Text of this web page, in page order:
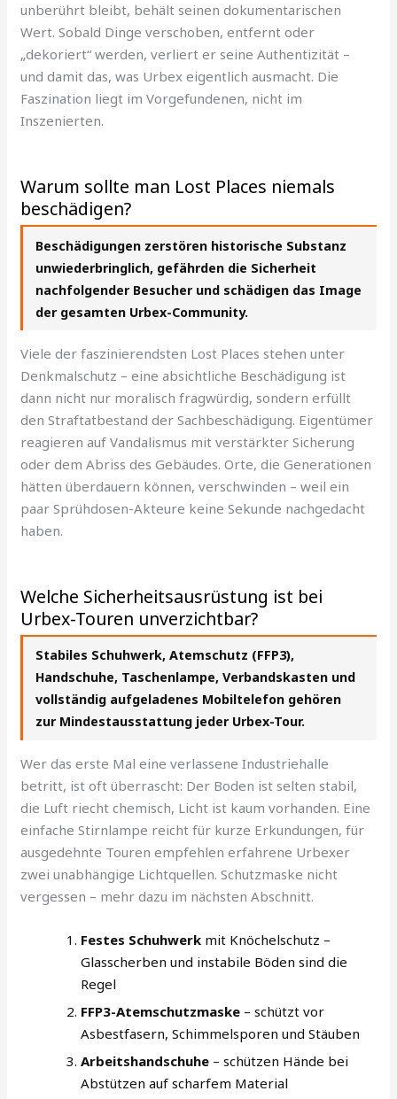
unberührt bleibt, behält seinen dokumentarischen
Wert. Sobald Dinge verschoben, entfernt oder
„dekoriert“ werden, verliert er seine Authentizität –
und damit das, was Urbex eigentlich ausmacht. Die
Faszination liegt im Vorgefundenen, nicht im
Inszenierten.
Warum sollte man Lost Places niemals
beschädigen?
Beschädigungen zerstören historische Substanz
unwiederbringlich, gefährden die Sicherheit
nachfolgender Besucher und schädigen das Image
der gesamten Urbex-Community.
Viele der faszinierendsten Lost Places stehen unter
Denkmalschutz – eine absichtliche Beschädigung ist
dann nicht nur moralisch fragwürdig, sondern erfüllt
den Straftatbestand der Sachbeschädigung. Eigentümer
reagieren auf Vandalismus mit verstärkter Sicherung
oder dem Abriss des Gebäudes. Orte, die Generationen
hätten überdauern können, verschwinden – weil ein
paar Sprühdosen-Akteure keine Sekunde nachgedacht
haben.
Welche Sicherheitsausrüstung ist bei
Urbex-Touren unverzichtbar?
Stabiles Schuhwerk, Atemschutz (FFP3),
Handschuhe, Taschenlampe, Verbandskasten und
vollständig aufgeladenes Mobiltelefon gehören
zur Mindestausstattung jeder Urbex-Tour.
Wer das erste Mal eine verlassene Industriehalle
betritt, ist oft überrascht: Der Boden ist selten stabil,
die Luft riecht chemisch, Licht ist kaum vorhanden. Eine
einfache Stirnlampe reicht für kurze Erkundungen, für
ausgedehnte Touren empfehlen erfahrene Urbexer
zwei unabhängige Lichtquellen. Schutzmaske nicht
vergessen – mehr dazu im nächsten Abschnitt.
Festes Schuhwerkmit Knöchelschutz –
Glasscherben und instabile Böden sind die
Regel
FFP3-Atemschutzmaske– schützt vor
Asbestfasern, Schimmelsporen und Stäuben
Arbeitshandschuhe– schützen Hände bei
Abstützen auf scharfem Material